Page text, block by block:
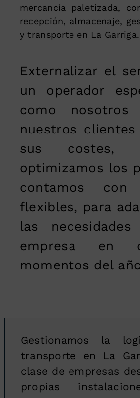
mercancía paletizada,
recepción, almacenaje,
y transporte en La Garriga.
Externalizar el
un operador
como nosotros
nuestros
sus costes,
optimizamos los
contamos con
flexibles, para
las
empresa en
momentos del
Gestionamos la
transporte en La
clase de empresas
propias